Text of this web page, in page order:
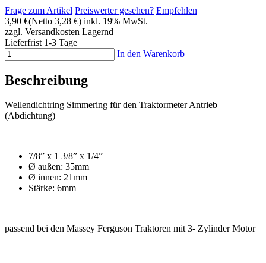
Frage zum Artikel Preiswerter gesehen? Empfehlen
3,90 €(Netto 3,28 €) inkl. 19% MwSt.
zzgl. Versandkosten Lagernd
Lieferfrist 1-3 Tage
In den Warenkorb
Beschreibung
Wellendichtring Simmering für den Traktormeter Antrieb
(Abdichtung)
7/8” x 1 3/8” x 1/4”
Ø außen: 35mm
Ø innen: 21mm
Stärke: 6mm
passend bei den Massey Ferguson Traktoren mit 3- Zylinder Motor